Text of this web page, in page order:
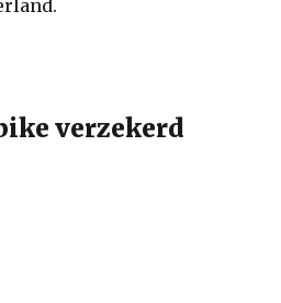
verzekerd